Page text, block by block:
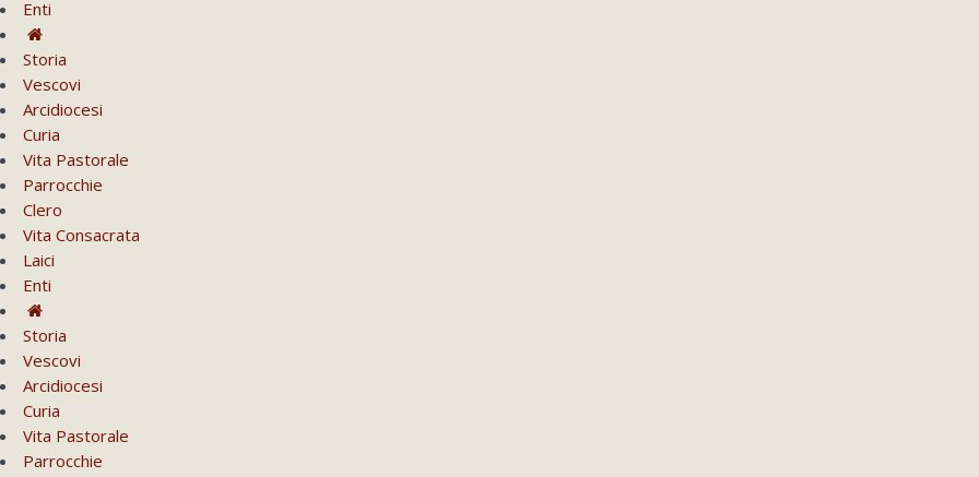
Enti
Storia
Vescovi
Arcidiocesi
Curia
Vita Pastorale
Parrocchie
Clero
Vita Consacrata
Laici
Enti
Storia
Vescovi
Arcidiocesi
Curia
Vita Pastorale
Parrocchie